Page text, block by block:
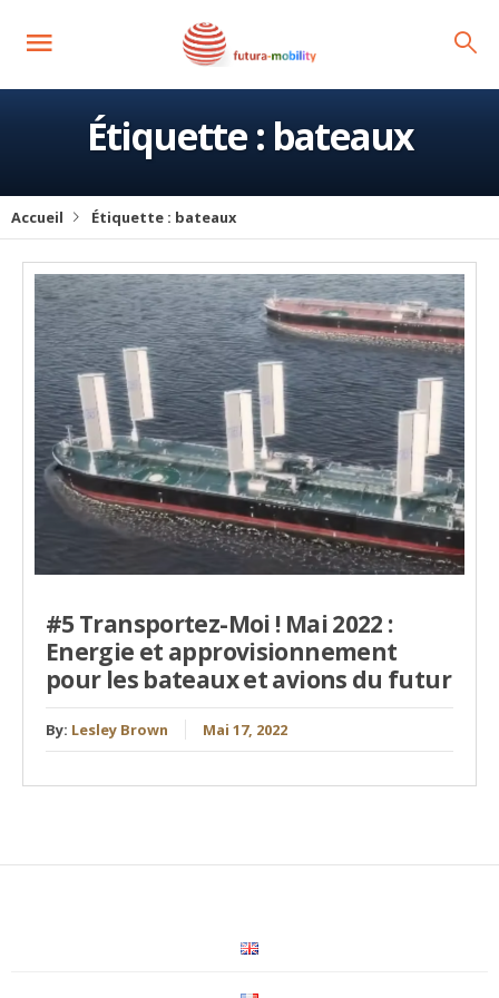
Étiquette :bateaux
Accueil Étiquette : bateaux
#5 Transportez-Moi ! Mai 2022 :
Energie et approvisionnement
pour les bateaux et avions du futur
By: Lesley Brown Mai 17, 2022